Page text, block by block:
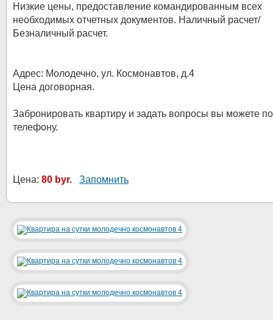
Низкие цены, предоставление командированным всех
необходимых отчетных документов. Наличный расчет/
Безналичный расчет.
Адрес: Молодечно, ул. Космонавтов, д.4
Цена договорная.
Забронировать квартиру и задать вопросы вы можете по
телефону.
Цена: 80 byr. Запомнить